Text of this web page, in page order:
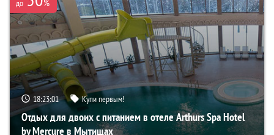
до %
18:23:00 Купи первым!
Отдых для двоих с питанием в отеле Arthurs Spa Hotel
by Mercure в Мытищах